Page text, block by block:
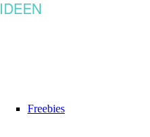
IDEEN
Freebies